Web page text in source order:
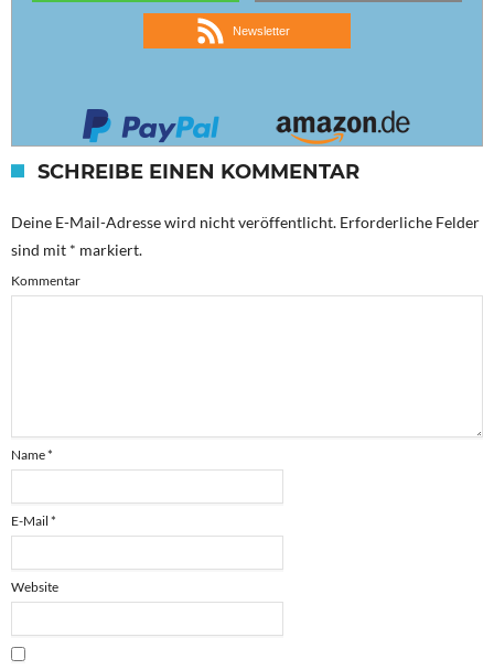
Newsletter
SCHREIBE EINEN KOMMENTAR
Deine E-Mail-Adresse wird nicht veröffentlicht. Erforderliche Felder
sind mit * markiert.
Kommentar
Name*
E-Mail *
Website